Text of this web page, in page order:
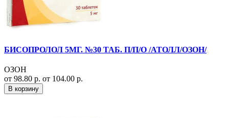
БИСОПРОЛОЛ 5МГ. №30 ТАБ. П/П/О /АТОЛЛ/ОЗОН/
ОЗОН
от 98.80 р. от 104.00 р.
В корзину